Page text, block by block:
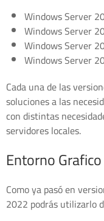
Windows Server
Windows Server
Windows Server
Windows Server
Cada una de las
soluciones a las
con distintas
servidores locales.
Entorno
Como ya pasó en
2022 podrás utilizarlo